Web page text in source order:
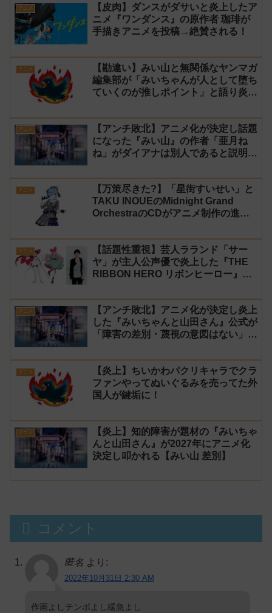
アニメ
【皮肉】ダンスがダサいと炎上したア
ニメ『ワンダンス』の原作者 珈琲が
手描きアニメを投稿→絶賛される！
アニメ
【勘違い】みい山と無関係なヤンマガ
編集部が「みいちゃんが人として堕ち
ていくのが推しポイント」と語り炎上
ス】
アニメ
【アンチ敗北】アニメ化が決定し話題
になった『みい山』の作者「亜月ね
ね」がダイアナは別人であると説明し
アニメ
【万策尽きた?】「星街すいせい」と
TAKU INOUEのMidnight Grand
OrchestraのCDがアニメ制作の進行
アニメ
【話題性重視】芸人ラランド「サー
ヤ」が主人公声優で炎上した『THE
RIBBON HERO リボンヒーロー』に
ンルン」「でびでび・でびる」が出
演！
アニメ
【アンチ敗北】アニメ化が決定し炎上
した『みいちゃんと山田さん』公式が
「障害の差別・蔑視の意図はない」と
アニメ
【炎上】ちいかわパクリキャラでクラ
ファンやってぬいぐるみを売ってた外
国人が鍵垢に！
アニメ
【炎上】知的障害が題材の『みいちゃ
んと山田さん』が2027年にアニメ化
決定し叩かれる【みい山 差別】
コメント
匿名 より:
2022年10月31日 2:30 AM
作画よしテンポよし緩急よし